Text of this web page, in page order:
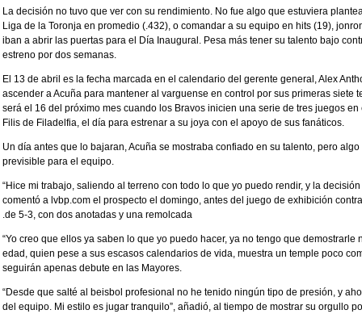
La decisión no tuvo que ver con su rendimiento. No fue algo que estuviera
Liga de la Toronja en promedio (.432), o comandar a su equipo en hits (19),
iban a abrir las puertas para el Día Inaugural. Pesa más tener su talento bajo
estreno por dos semanas.
El 13 de abril es la fecha marcada en el calendario del gerente general, Alex
ascender a Acuña para mantener al varguense en control por sus primeras siete
será el 16 del próximo mes cuando los Bravos inicien una serie de tres juegos
Filis de Filadelfia, el día para estrenar a su joya con el apoyo de sus fanáticos.
Un día antes que lo bajaran, Acuña se mostraba confiado en su talento, pero
previsible para el equipo.
“Hice mi trabajo, saliendo al terreno con todo lo que yo puedo rendir, y la
comentó a lvbp.com el prospecto el domingo, antes del juego de exhibición
.de 5-3, con dos anotadas y una remolcada
“Yo creo que ellos ya saben lo que yo puedo hacer, ya no tengo que demostrarle
edad, quien pese a sus escasos calendarios de vida, muestra un temple poco
seguirán apenas debute en las Mayores.
“Desde que salté al beisbol profesional no he tenido ningún tipo de presión, y
del equipo. Mi estilo es jugar tranquilo”, añadió, al tiempo de mostrar su orgullo